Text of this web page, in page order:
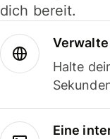
dich bereit.
Halte
Eine